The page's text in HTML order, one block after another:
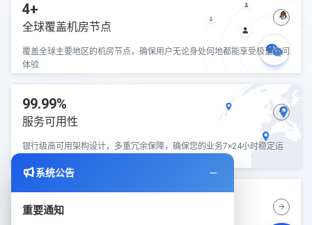
4+
全球覆盖机房节点
覆盖全球主要地区的机房节点，确保用户无论身处何地都能享受极速访问
体验
99.99%
服务可用性
银行级高可用架构设计，多重冗余保障，确保您的业务7×24小时稳定运
快速部署
系统公告
重要通知